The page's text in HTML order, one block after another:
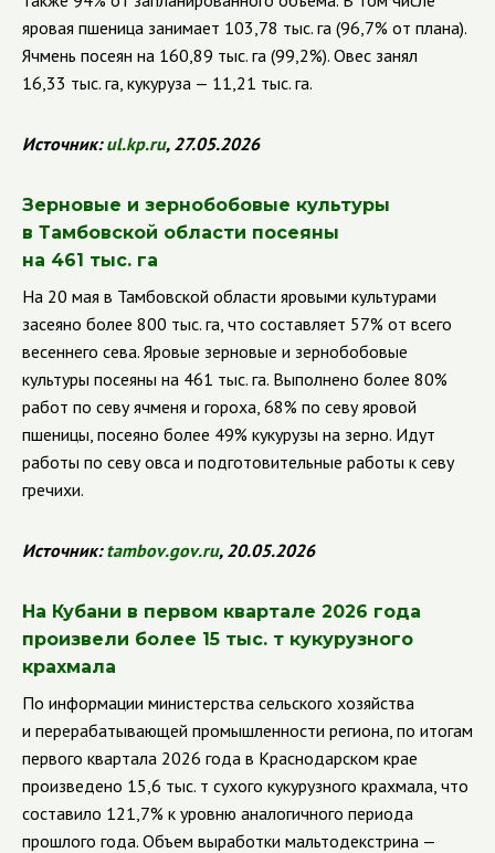
яровая пшеница занимает 103,78 тыс. га (96,7% от плана).
Ячмень посеян на 160,89 тыс. га (99,2%). Овес занял
16,33 тыс. га, кукуруза — 11,21 тыс. га.
Источник:ul.kp.ru, 27.05.2026
Зерновые и зернобобовые культуры
в Тамбовской области посеяны
на 461 тыс. га
На 20 мая в Тамбовской области яровыми культурами
засеяно более 800 тыс. га, что составляет 57% от всего
весеннего сева. Яровые зерновые и зернобобовые
культуры посеяны на 461 тыс. га. Выполнено более 80%
работ по севу ячменя и гороха, 68% по севу яровой
пшеницы, посеяно более 49% кукурузы на зерно. Идут
работы по севу овса и подготовительные работы к севу
гречихи.
Источник:tambov.gov.ru, 20.05.2026
На Кубани в первом квартале 2026 года
произвели более 15 тыс. т кукурузного
крахмала
По информации министерства сельского хозяйства
и перерабатывающей промышленности региона, по итогам
первого квартала 2026 года в Краснодарском крае
произведено 15,6 тыс. т сухого кукурузного крахмала, что
составило 121,7% к уровню аналогичного периода
прошлого года. Объем выработки мальтодекстрина —